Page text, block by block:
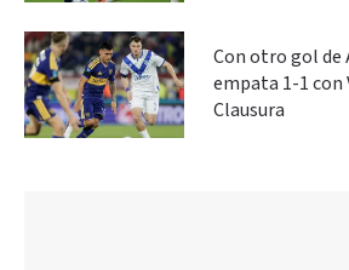
Con otro gol de
empata 1-1 con
Clausura